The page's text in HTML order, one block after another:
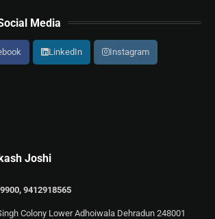
Media
LinkedIn Instagram
Joshi
9412918565
Colony Lower Adhoiwala Dehradun 248001